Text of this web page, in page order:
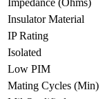
Insulator Material
IP Rating
Isolated
Low PIM
Mating Cycles (Min)